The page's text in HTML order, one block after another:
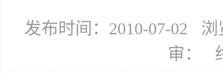
发布时间：2010-07-02 浏
审：